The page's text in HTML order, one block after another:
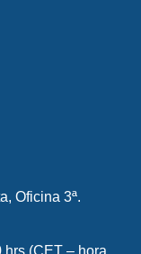
Oficina 3ª.
hrs (CET – hora